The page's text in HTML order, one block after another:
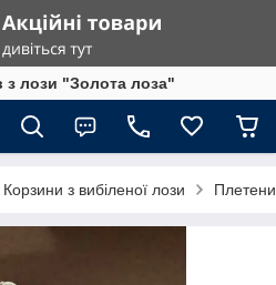
з лози "Золота лоза"
Корзини з вибіленої лози